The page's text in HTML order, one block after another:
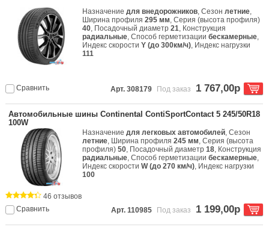
Назначениедля внедорожников, Сезонлетние,
Ширина профиля295 мм, Серия (высота профиля)
40, Посадочный диаметр21, Конструкция
радиальные, Способ герметизациибескамерные,
Индекс скоростиY (до 300км/ч), Индекс нагрузки
111
Сравнить Арт. 308179 Под заказ 1 767,00р
Автомобильные шины Continental ContiSportContact 5 245/50R18
100W
Назначениедля легковых автомобилей, Сезон
летние, Ширина профиля245 мм, Серия (высота
профиля)50, Посадочный диаметр18, Конструкция
радиальные, Способ герметизациибескамерные,
Индекс скоростиW (до 270 км/ч), Индекс нагрузки
100
Сравнить
46 отзывов
Арт. 110985
Под заказ 1 199,00р